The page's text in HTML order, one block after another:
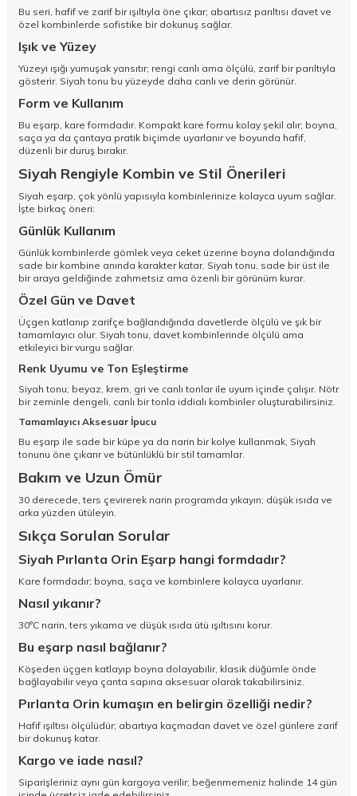
Bu seri, hafif ve zarif bir ışıltıyla öne çıkar; abartısız parıltısı davet ve
özel kombinlerde sofistike bir dokunuş sağlar.
Işık ve Yüzey
Yüzeyi ışığı yumuşak yansıtır; rengi canlı ama ölçülü, zarif bir parıltıyla
gösterir. Siyah tonu bu yüzeyde daha canlı ve derin görünür.
Form ve Kullanım
Bu eşarp, kare formdadır. Kompakt kare formu kolay şekil alır; boyna,
saça ya da çantaya pratik biçimde uyarlanır ve boyunda hafif,
düzenli bir duruş bırakır.
Siyah Rengiyle Kombin ve Stil Önerileri
Siyah eşarp, çok yönlü yapısıyla kombinlerinize kolayca uyum sağlar.
İşte birkaç öneri:
Günlük Kullanım
Günlük kombinlerde gömlek veya ceket üzerine boyna dolandığında
sade bir kombine anında karakter katar. Siyah tonu, sade bir üst ile
bir araya geldiğinde zahmetsiz ama özenli bir görünüm kurar.
Özel Gün ve Davet
Üçgen katlanıp zarifçe bağlandığında davetlerde ölçülü ve şık bir
tamamlayıcı olur. Siyah tonu, davet kombinlerinde ölçülü ama
etkileyici bir vurgu sağlar.
Renk Uyumu ve Ton Eşleştirme
Siyah tonu; beyaz, krem, gri ve canlı tonlar ile uyum içinde çalışır. Nötr
bir zeminle dengeli, canlı bir tonla iddialı kombinler oluşturabilirsiniz.
Tamamlayıcı Aksesuar İpucu
Bu eşarp ile sade bir küpe ya da narin bir kolye kullanmak, Siyah
tonunu öne çıkarır ve bütünlüklü bir stil tamamlar.
Bakım ve Uzun Ömür
30 derecede, ters çevirerek narin programda yıkayın; düşük ısıda ve
arka yüzden ütüleyin.
Sıkça Sorulan Sorular
Siyah Pırlanta Orin Eşarp hangi formdadır?
Kare formdadır; boyna, saça ve kombinlere kolayca uyarlanır.
Nasıl yıkanır?
30°C narin, ters yıkama ve düşük ısıda ütü ışıltısını korur.
Bu eşarp nasıl bağlanır?
Köşeden üçgen katlayıp boyna dolayabilir, klasik düğümle önde
bağlayabilir veya çanta sapına aksesuar olarak takabilirsiniz.
Pırlanta Orin kumaşın en belirgin özelliği nedir?
Hafif ışıltısı ölçülüdür; abartıya kaçmadan davet ve özel günlere zarif
bir dokunuş katar.
Kargo ve iade nasıl?
Siparişleriniz aynı gün kargoya verilir; beğenmemeniz halinde 14 gün